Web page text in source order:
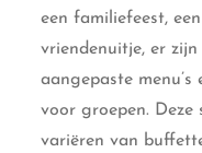
een familiefeest,
vriendenuitje, er
aangepaste
voor groepen. Deze
variëren van